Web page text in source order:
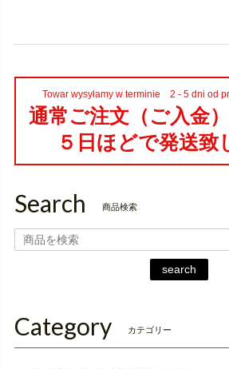
Towar wysyłamy w terminie 2 - 5 dni od
通常ご注文（ご入金
５日ほどで発送致
Search 商品検索
search
Category カテゴリー